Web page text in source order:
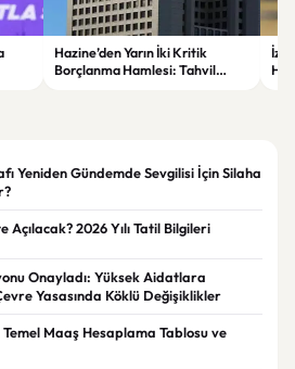
Hazine’den Yarın İki Kritik
Borçlanma Hamlesi: Tahvil
Yeniden Gündemde Sevgilisi İçin Silaha
2026 Yılı Tatil Bilgileri
Onayladı: Yüksek Aidatlara
Yasasında Köklü Değişiklikler
Maaş Hesaplama Tablosu ve